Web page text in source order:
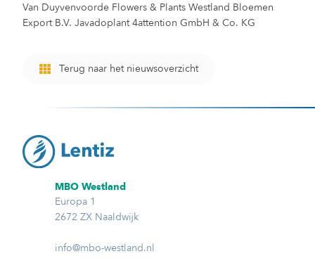
Van Duyvenvoorde Flowers & Plants Westland Bloemen
Export B.V. Javadoplant 4attention GmbH & Co. KG
Terug naar het nieuwsoverzicht
MBO Westland
Europa 1
2672 ZX Naaldwijk
info@mbo-westland.nl